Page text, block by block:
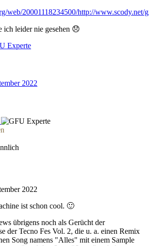
web/20001118234500/http://www.scody.net/
ich leider nie gesehen 😞
2022
2022
ist schon cool. 🙂
übrigens noch als Gerücht der
der Tecno Fes Vol. 2, die u. a. einen Remix
Song namens "Alles" mit einem Sample